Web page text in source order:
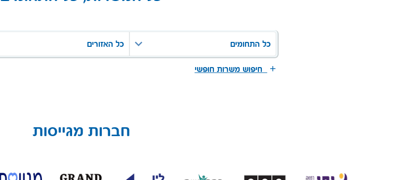
כל התחומים כל האזורים
חיפוש משרות חופשי
חברות מגייסות